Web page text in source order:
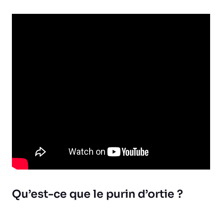
Qu’est-ce que le purin d’ortie ?